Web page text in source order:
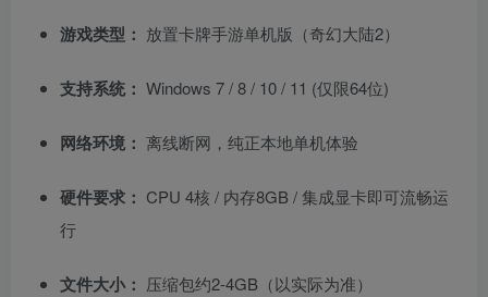
游戏类型： 放置卡牌手游单机版（奇幻大陆2）
支持系统： Windows 7 / 8 / 10 / 11 (仅限64位)
网络环境： 离线断网，纯正本地单机体验
硬件要求： CPU 4核 / 内存8GB / 集成显卡即可流畅运
行
文件大小： 压缩包约2-4GB（以实际为准）